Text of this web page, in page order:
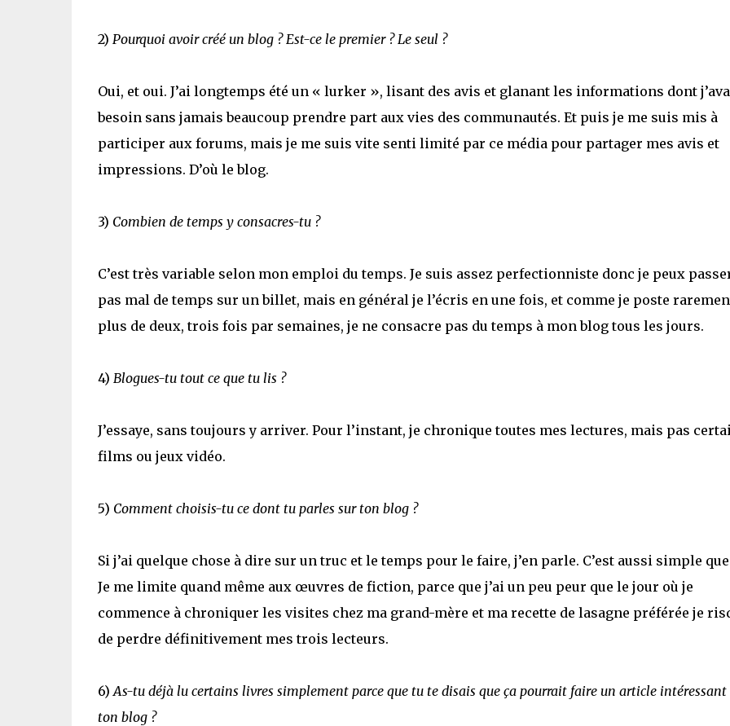
2) Pourquoi avoir créé un blog ? Est-ce le premier ? Le seul ?
Oui, et oui. J’ai longtemps été un « lurker », lisant des avis et glanant les informations dont
besoin sans jamais beaucoup prendre part aux vies des communautés. Et puis je me suis mis à
participer aux forums, mais je me suis vite senti limité par ce média pour partager mes avis et
impressions. D’où le blog.
3) Combien de temps y consacres-tu ?
C’est très variable selon mon emploi du temps. Je suis assez perfectionniste donc je peux
pas mal de temps sur un billet, mais en général je l’écris en une fois, et comme je poste
plus de deux, trois fois par semaines, je ne consacre pas du temps à mon blog tous les jours.
4) Blogues-tu tout ce que tu lis ?
J’essaye, sans toujours y arriver. Pour l’instant, je chronique toutes mes lectures, mais pas
films ou jeux vidéo.
5) Comment choisis-tu ce dont tu parles sur ton blog ?
Si j’ai quelque chose à dire sur un truc et le temps pour le faire, j’en parle. C’est aussi simple que
Je me limite quand même aux œuvres de fiction, parce que j’ai un peu peur que le jour où je
commence à chroniquer les visites chez ma grand-mère et ma recette de lasagne préférée je
de perdre définitivement mes trois lecteurs.
6)As-tu déjà lu certains livres simplement parce que tu te disais que ça pourrait faire un article intéressant
ton blog ?